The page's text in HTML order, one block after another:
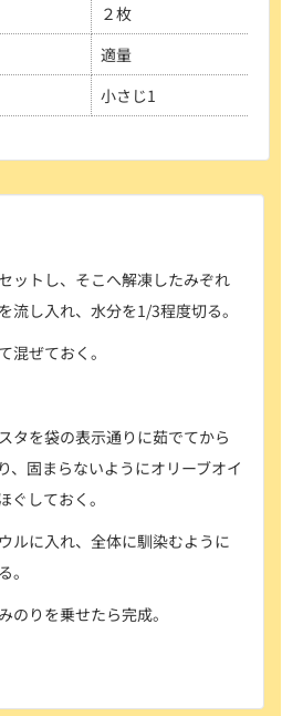
２枚
適量
小さじ1
ットし、そこへ解凍したみぞれ
流し入れ、水分を1/3程度切る。
混ぜておく。
タを袋の表示通りに茹でてから
、固まらないようにオリーブオイ
ぐしておく。
ルに入れ、全体に馴染むように
。
のりを乗せたら完成。